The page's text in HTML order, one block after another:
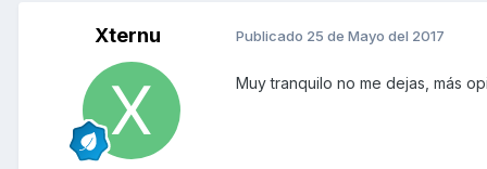
Xternu Publicado 25 de Mayo del 2017
Muy tranquilo no me dejas, más